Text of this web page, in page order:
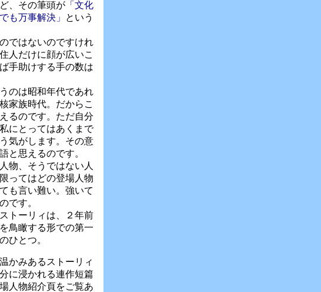
、その筆頭が 「文化
も万事解決」
という
ではないのですけれ
人だけに顔が広いこ
手助けする手の数は
のは昭和年代であれ
家族時代。だからこ
るのです。ただ自分
にとってはあくまで
気がします。その意
と思えるのです。
物、そうではない人
ってはどの登場人物
も言い難い。強いて
です。
トーリィは、２年前
鳥瞰する形での第一
ひとつ。
かみあるストーリィ
に浸かれる連作短篇
人物紹介頁をご覧あ